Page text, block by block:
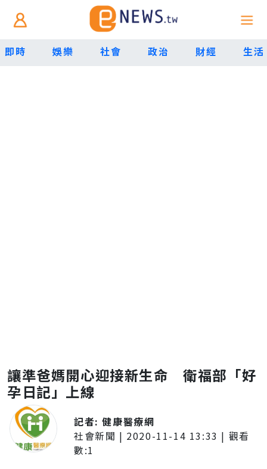
即時 娛樂 社會 政治 財經 生活
讓準爸媽開心迎接新生命 衛福部「好
孕日記」上線
記者:健康醫療網
社會新聞 | 2020-11-14 13:33 | 觀看
數:1